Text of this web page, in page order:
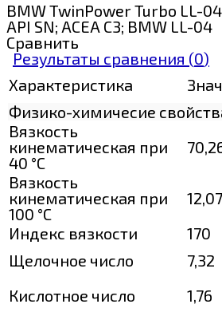
BMW TwinPower Turbo LL-
API SN; ACEA C3; BMW LL-04
Сравнить
Результаты сравнения (0)
Характеристика
Физико-химичесие
Вязкость
кинематическая при
40 °С
Вязкость
кинематическая при
100 °С
12,07
Индекс вязкости
170
Щелочное число
7,32
Кислотное число
1,76